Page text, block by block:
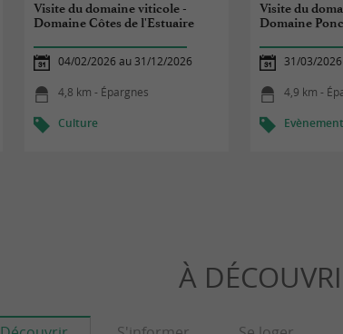
Visite du domaine viticole -
Domaine Côtes de l'Estuaire
04/02/2026 au 31/12/2026
4,8 km - Épargnes
Culture
Visite du
Domaine
31/03/
4,9 km -
À